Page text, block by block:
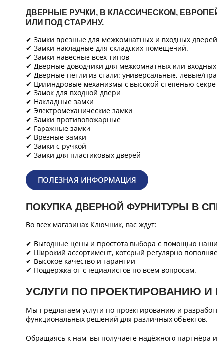
ДВЕРНЫЕ РУЧКИ, В КЛАССИЧЕСКОМ,
ИЛИ ПОД СТАРИНУ.
✔ Замки врезные для межкомнатных и входных дверей
✔ Замки накладные для складских помещений.
✔ Замки навесные всех типов
✔ Дверные доводчики для межкомнатных или входных
✔ Дверные петли из стали: универсальные, левые/
✔ Цилиндровые механизмы с высокой степенью
✔ Замок для входной двери
✔ Накладные замки
✔ Электромеханические замки
✔ Замки противопожарные
✔ Гаражные замки
✔ Врезные замки
✔ Замки с ручкой
✔ Замки для пластиковых дверей
ПОЛЕЗНАЯ ИНФОРМАЦИЯ
ПОКУПКА ДВЕРНОЙ ФУРНИТУРЫ В
Во всех магазинах Ключник, вас ждут:
✔ Выгодные цены и простота выбора с помощью
✔ Широкий ассортимент, который регулярно
✔ Высокое качество и гарантии
✔ Поддержка от специалистов по всем вопросам.
УСЛУГИ ПО ПРОЕКТИРОВАНИЮ
Мы предлагаем услуги по проектированию и
функциональных решений для различных объектов.
Обращаясь к нам, вы получаете надёжного партнёра